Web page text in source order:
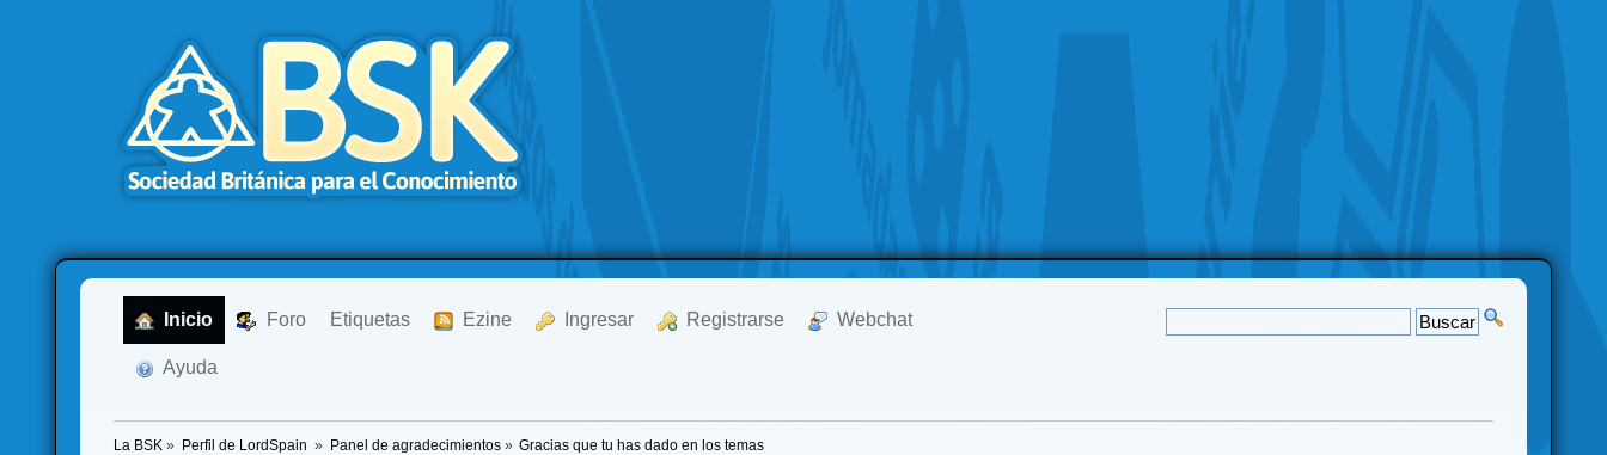
Inicio Foro Etiquetas Ezine Ingresar Registrarse Webchat
Ayuda
La BSK » Perfil de LordSpain » Panel de agradecimientos» Gracias que tu has dado en los temas